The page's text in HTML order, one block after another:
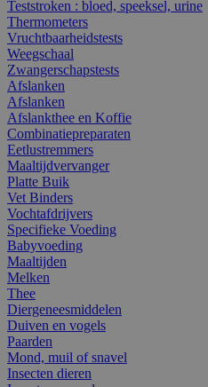
Teststroken : bloed, speeksel, urine
Thermometers
Vruchtbaarheidstests
Weegschaal
Zwangerschapstests
Afslanken
Afslanken
Afslankthee en Koffie
Combinatiepreparaten
Eetlustremmers
Maaltijdvervanger
Platte Buik
Vet Binders
Vochtafdrijvers
Specifieke Voeding
Babyvoeding
Maaltijden
Melken
Thee
Diergeneesmiddelen
Duiven en vogels
Paarden
Mond, muil of snavel
Insecten dieren